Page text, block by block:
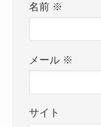
名前 ※
メール ※
サイト